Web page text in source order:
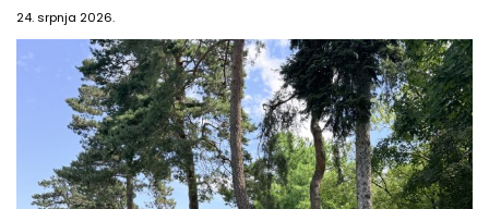
24. srpnja 2026.